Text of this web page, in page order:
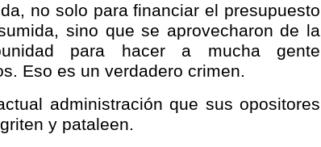
no solo para financiar el presupuesto
sino que se aprovecharon de la
para hacer a mucha gente
Eso es un verdadero crimen.
administración que sus opositores
y pataleen.